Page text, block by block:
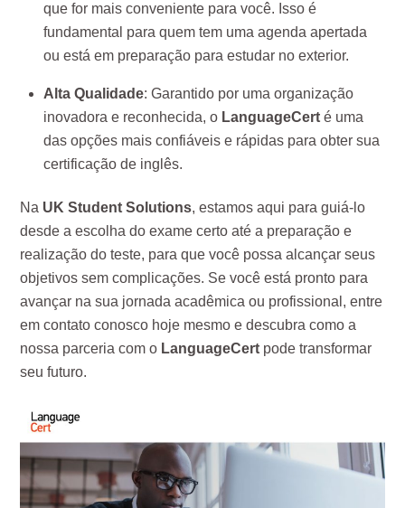
que for mais conveniente para você. Isso é
fundamental para quem tem uma agenda apertada
ou está em preparação para estudar no exterior.
Alta Qualidade: Garantido por uma organização
inovadora e reconhecida, o LanguageCert é uma
das opções mais confiáveis e rápidas para obter sua
certificação de inglês.
Na UK Student Solutions, estamos aqui para guiá-lo
desde a escolha do exame certo até a preparação e
realização do teste, para que você possa alcançar seus
objetivos sem complicações. Se você está pronto para
avançar na sua jornada acadêmica ou profissional, entre
em contato conosco hoje mesmo e descubra como a
nossa parceria com o LanguageCert pode transformar
seu futuro.